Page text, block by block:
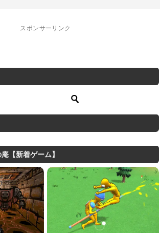
スポンサーリンク
【新着ゲーム】